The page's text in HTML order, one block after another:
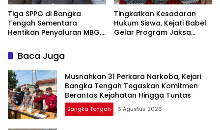
‎Tiga SPPG di Bangka
Tengah Sementara
Hentikan Penyaluran MBG,
Tingkatkan Kesadaran
Hukum Siswa, Kejati Babel
Gelar Program Jaksa
Baca Juga
Musnahkan 31 Perkara Narkoba, Kejari
Bangka Tengah Tegaskan Komitmen
Berantas Kejahatan Hingga Tuntas
Bangka Tengah 6 Agustus 2026